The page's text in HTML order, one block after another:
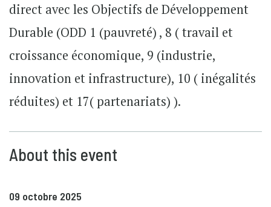
direct avec les Objectifs de Développement
Durable (ODD 1 (pauvreté) , 8 ( travail et
croissance économique, 9 (industrie,
innovation et infrastructure), 10 ( inégalités
réduites) et 17( partenariats) ).
About this event
09 octobre 2025